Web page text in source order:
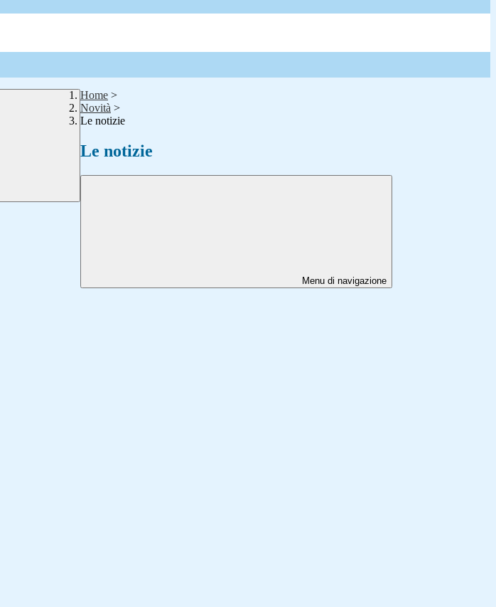
Home >
Novità >
Le notizie
Le notizie
Menu di navigazione